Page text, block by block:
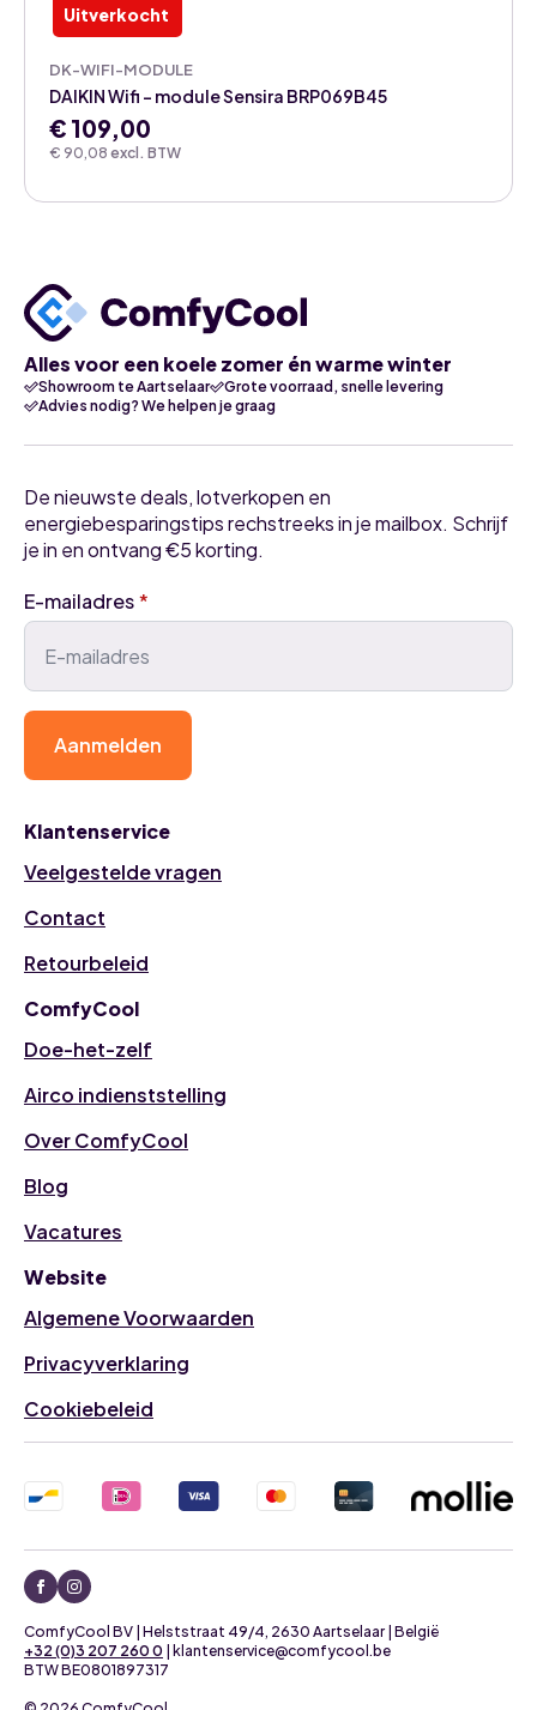
Uitverkocht
DK-WIFI-MODULE
€ 90,08 excl. BTW
DAIKIN Wifi – module Sensira BRP069B45
€ 109,00
Alles voor een koele zomer én warme winter
Showroom te Aartselaar
Grote voorraad, snelle levering
Advies nodig? We helpen je graag
Klantenservice
Veelgestelde vragen
Contact
Retourbeleid
ComfyCool
Doe-het-zelf
Airco indienststelling
Over ComfyCool
Blog
Vacatures
Website
Algemene Voorwaarden
Privacyverklaring
Cookiebeleid
De nieuwste deals, lotverkopen en
energiebesparingstips rechstreeks in je mailbox. Schrijf
je in en ontvang €5 korting.
E-mailadres*
Aanmelden
+32 (0)3 207 260 0 | klantenservice@comfycool.be
BTW BE0801897317
ComfyCool BV | Helststraat 49/4, 2630 Aartselaar | België